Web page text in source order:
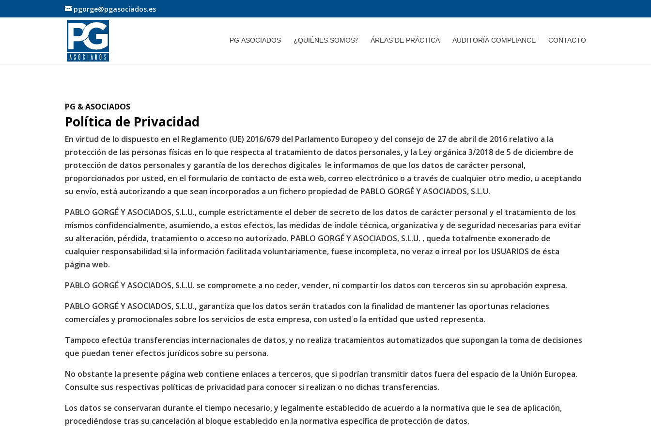
pgorge@pgasociados.es
PG ASOCIADOS ¿QUIÉNES SOMOS? ÁREAS DE PRÁCTICA AUDITORÍA COMPLIANCE CONTACTO
PG & ASOCIADOS
Política de Privacidad
En virtud de lo dispuesto en el Reglamento (UE) 2016/679 del Parlamento Europeo y del consejo de 27 de abril de 2016 relativo a la
protección de las personas físicas en lo que respecta al tratamiento de datos personales, y la Ley orgánica 3/2018 de 5 de diciembre de
protección de datos personales y garantía de los derechos digitales le informamos de que los datos de carácter personal,
proporcionados por usted, en el formulario de contacto de esta web, correo electrónico o a través de cualquier otro medio, u aceptando
su envío, está autorizando a que sean incorporados a un fichero propiedad de PABLO GORGÉ Y ASOCIADOS, S.L.U.
PABLO GORGÉ Y ASOCIADOS, S.L.U., cumple estrictamente el deber de secreto de los datos de carácter personal y el tratamiento de los
mismos confidencialmente, asumiendo, a estos efectos, las medidas de índole técnica, organizativa y de seguridad necesarias para evitar
su alteración, pérdida, tratamiento o acceso no autorizado. PABLO GORGÉ Y ASOCIADOS, S.L.U. , queda totalmente exonerado de
cualquier responsabilidad si la información facilitada voluntariamente, fuese incompleta, no veraz o irreal por los USUARIOS de ésta
página web.
PABLO GORGÉ Y ASOCIADOS, S.L.U. se compromete a no ceder, vender, ni compartir los datos con terceros sin su aprobación expresa.
PABLO GORGÉ Y ASOCIADOS, S.L.U., garantiza que los datos serán tratados con la finalidad de mantener las oportunas relaciones
comerciales y promocionales sobre los servicios de esta empresa, con usted o la entidad que usted representa.
Tampoco efectúa transferencias internacionales de datos, y no realiza tratamientos automatizados que supongan la toma de decisiones
que puedan tener efectos jurídicos sobre su persona.
No obstante la presente página web contiene enlaces a terceros, que si podrían transmitir datos fuera del espacio de la Unión Europea.
Consulte sus respectivas políticas de privacidad para conocer si realizan o no dichas transferencias.
Los datos se conservaran durante el tiempo necesario, y legalmente establecido de acuerdo a la normativa que le sea de aplicación,
procediéndose tras su cancelación al bloque establecido en la normativa específica de protección de datos.